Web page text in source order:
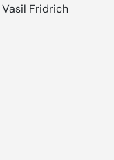
Vasil Fridrich